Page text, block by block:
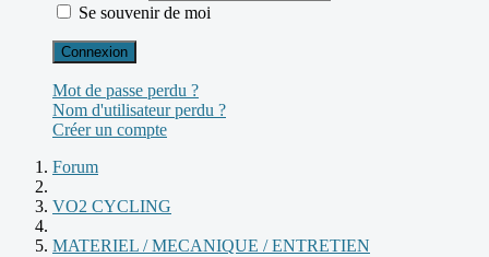
Se souvenir de moi
Connexion
Mot de passe perdu ?
Nom d'utilisateur perdu ?
Créer un compte
Forum
VO2 CYCLING
MATERIEL / MECANIQUE / ENTRETIEN